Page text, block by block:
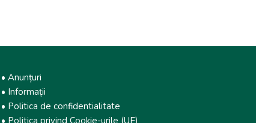
• Anunțuri
• Informații
• Politica de confidentialitate